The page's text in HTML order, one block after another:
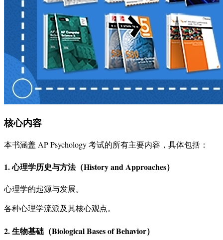
核心内容
本书涵盖 AP Psychology 考试的所有主要内容，具体包括：
1. 心理学历史与方法（History and Approaches）
心理学的起源与发展。
各种心理学流派及其核心观点。
2. 生物基础（Biological Bases of Behavior）